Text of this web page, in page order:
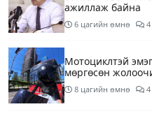
ажиллаж байна
6 цагийн өмнө 4
Мотоциклтэй
мөргөсөн
8 цагийн өмнө 4